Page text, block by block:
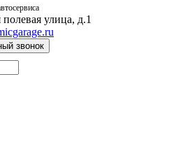
улица, д.1
звонок